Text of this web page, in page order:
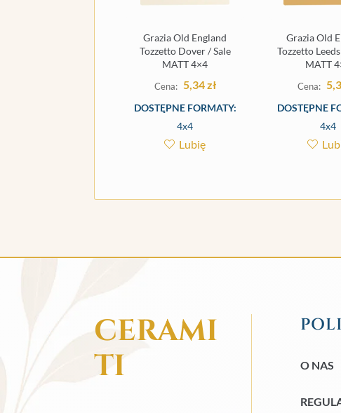
Grazia Old England
Tozzetto Dover / Sale
MATT 4×4
5,34zł
DOSTĘPNE FORMATY:
4x4
Lubię
Grazia Old
Tozzetto
MATT
DOSTĘPNE
4x4
CERAMI
TI
O NAS